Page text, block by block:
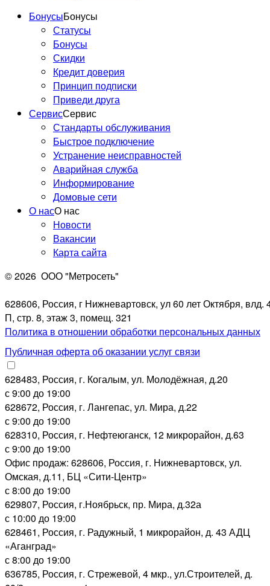
БонусыБонусы
Статусы
Бонусы
Скидки
Кредит доверия
Принцип подписки
Приведи друга
СервисСервис
Стандарты обслуживания
Быстрое подключение
Устранение неисправностей
Аварийная служба
Информирование
Домовые сети
О насО нас
Новости
Вакансии
Карта сайта
© 2026 ООО "Метросеть"
628606, Россия, г Нижневартовск, ул 60 лет Октября, влд.
П, стр. 8, этаж 3, помещ. 321
Политика в отношении обработки персональных данных
Публичная оферта об оказании услуг связи
628483, Россия, г. Когалым, ул. Молодёжная, д.20
с 9:00 до 19:00
628672, Россия, г. Лангепас, ул. Мира, д.22
с 9:00 до 19:00
628310, Россия, г. Нефтеюганск, 12 микрорайон, д.63
с 9:00 до 19:00
Офис продаж: 628606, Россия, г. Нижневартовск, ул.
Омская, д.11, БЦ «Сити-Центр»
с 8:00 до 19:00
629807, Россия, г.Ноябрьск, пр. Мира, д.32а
с 10:00 до 19:00
628461, Россия, г. Радужный, 1 микрорайон, д. 43 АДЦ
«Аганград»
с 8:00 до 19:00
636785, Россия, г. Стрежевой, 4 мкр., ул.Строителей, д.